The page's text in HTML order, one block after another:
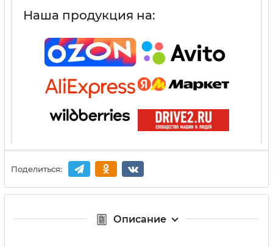
Наша продукция на:
Поделиться:
Описание